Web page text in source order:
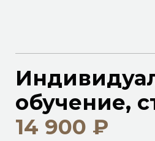
обучение,
14 900 ₽